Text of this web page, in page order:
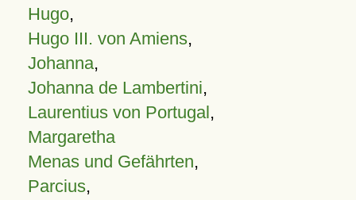
Hugo,
Hugo III. von Amiens,
Johanna,
Johanna de Lambertini,
Laurentius von Portugal,
Margaretha
Menas und Gefährten,
Parcius,